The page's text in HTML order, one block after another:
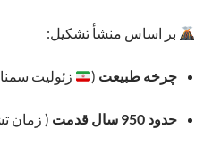
بر اساس منشأ تشکیل:
چرخه طبیعت ( زئولیت
حدود 950 سال قدمت ( زمان